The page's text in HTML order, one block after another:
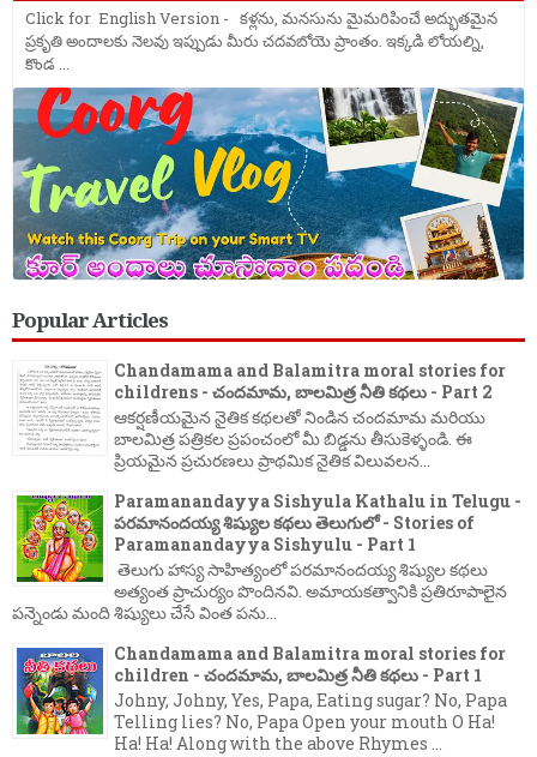
Click for English Version - కళ్లను, మనసును మైమరిపించే అద్భుతమైన
ప్రకృతి అందాలకు నెలవు ఇప్పుడు మీరు చదవబోయె ప్రాంతం. ఇక్కడి లోయల్ని,
కొండ ...
Popular Articles
Chandamama and Balamitra moral stories for
childrens - చందమామ, బాలమిత్ర నీతి కథలు - Part 2
ఆకర్షణీయమైన నైతిక కథలతో నిండిన చందమామ మరియు
బాలమిత్ర పత్రికల ప్రపంచంలో మీ బిడ్డను తీసుకెళ్ళండి. ఈ
ప్రియమైన ప్రచురణలు ప్రాథమిక నైతిక విలువలన...
Paramanandayya Sishyula Kathalu in Telugu -
పరమానందయ్య శిష్యుల కథలు తెలుగులో - Stories of
Paramanandayya Sishyulu - Part 1
తెలుగు హాస్య సాహిత్యంలో పరమానందయ్య శిష్యుల కథలు
అత్యంత ప్రాచుర్యం పొందినవి. అమాయకత్వానికి ప్రతిరూపాలైన
పన్నెండు మంది శిష్యులు చేసే వింత పను...
Chandamama and Balamitra moral stories for
children - చందమామ, బాలమిత్ర నీతి కథలు - Part 1
Johny, Johny, Yes, Papa, Eating sugar? No, Papa
Telling lies? No, Papa Open your mouth O Ha!
Ha! Ha! Along with the above Rhymes ...